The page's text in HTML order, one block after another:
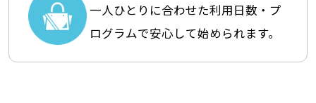
一人ひとりに合わせた利用日数・プ
ログラムで安心して始められます。